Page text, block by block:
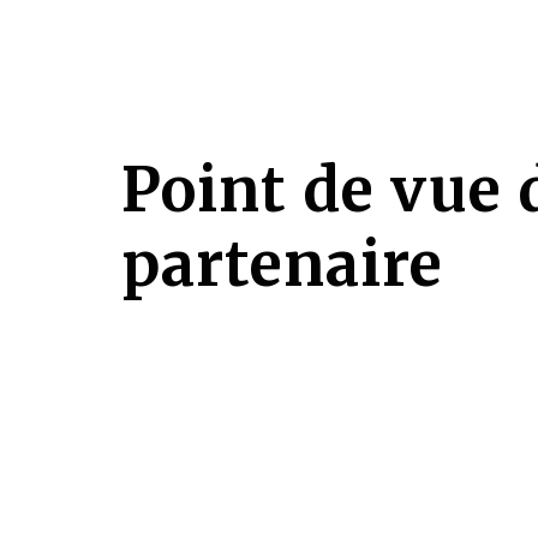
Point de vue
partenaire